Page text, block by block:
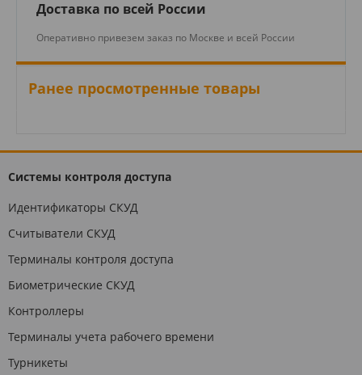
Доставка по всей России
Оперативно привезем заказ по Москве и всей России
Ранее просмотренные товары
Системы контроля доступа
Идентификаторы СКУД
Считыватели СКУД
Терминалы контроля доступа
Биометрические СКУД
Контроллеры
Терминалы учета рабочего времени
Турникеты